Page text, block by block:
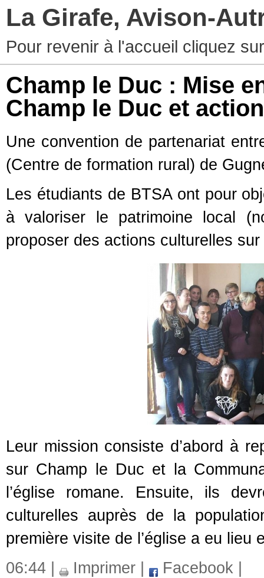
La Girafe, Avison-
Pour revenir à l'accueil cliquez
Champ le Duc : Mise
Champ le Duc et
Une convention de partenariat
(Centre de formation rural) de
Les étudiants de BTSA ont pour
à valoriser le patrimoine local
proposer des actions culturelles
Leur mission consiste d’abord à
sur Champ le Duc et la
l’église romane. Ensuite, ils
culturelles auprès de la
première visite de l’église a eu
06:44 |
Imprimer Facebook